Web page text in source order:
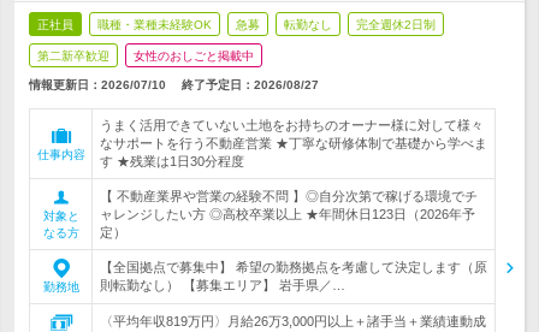
正社員 職種・業種未経験OK 急募 転勤なし 完全週休2日制
第二新卒歓迎 女性のおしごと掲載中
情報更新日：2026/07/10 終了予定日： 2026/08/27
仕事内容
うまく活用できていない土地をお持ちのオーナー様に対して様々
なサポートを行う不動産営業 ★丁寧な研修体制で基礎から学べま
す ★残業は1日30分程度
対象と
なる方
【 不動産業界や営業の経験不問 】◎自分次第で稼げる環境でチ
ャレンジしたい方 ◎高校卒業以上 ★年間休日123日（2026年予
定）
勤務地
【全国拠点で募集中】 希望の勤務拠点を考慮して決定します（原
則転勤なし） 【募集エリア】 岩手県／…
〈平均年収819万円〉月給26万3,000円以上＋諸手当＋業績連動成